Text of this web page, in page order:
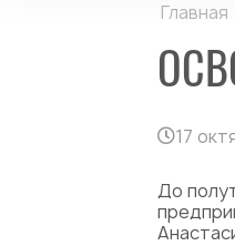
Главная
17
До